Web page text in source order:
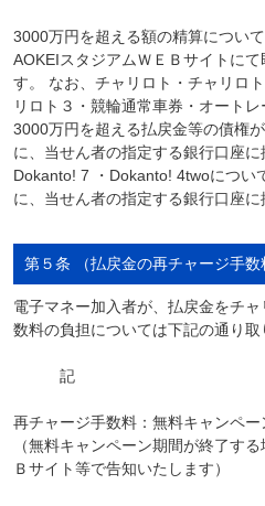
3000万円を超える額の精算につい
AOKEIスタジアムＷＥＢサイトに
す。 なお、チャリロト・チャリロ
リロト３・競輪通常車券・オートレ
3000万円を超える払戻金等の債権
に、当せん者の指定する銀行口座に
Dokanto! 7 ・Dokanto! 4twoについ
に、当せん者の指定する銀行口座に
第５条 （払戻金の再チャージ手数
電子マネー加入者が、払戻金をチ
数料の負担については下記の通り取
記
再チャージ手数料：無料キャンペー
（無料キャンペーン期間が終了す
Ｂサイト等で告知いたします）